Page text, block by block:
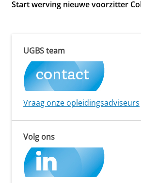
Start werving nieuwe voorzitter
UGBS team
Vraag onze opleidingsadviseurs
Volg ons